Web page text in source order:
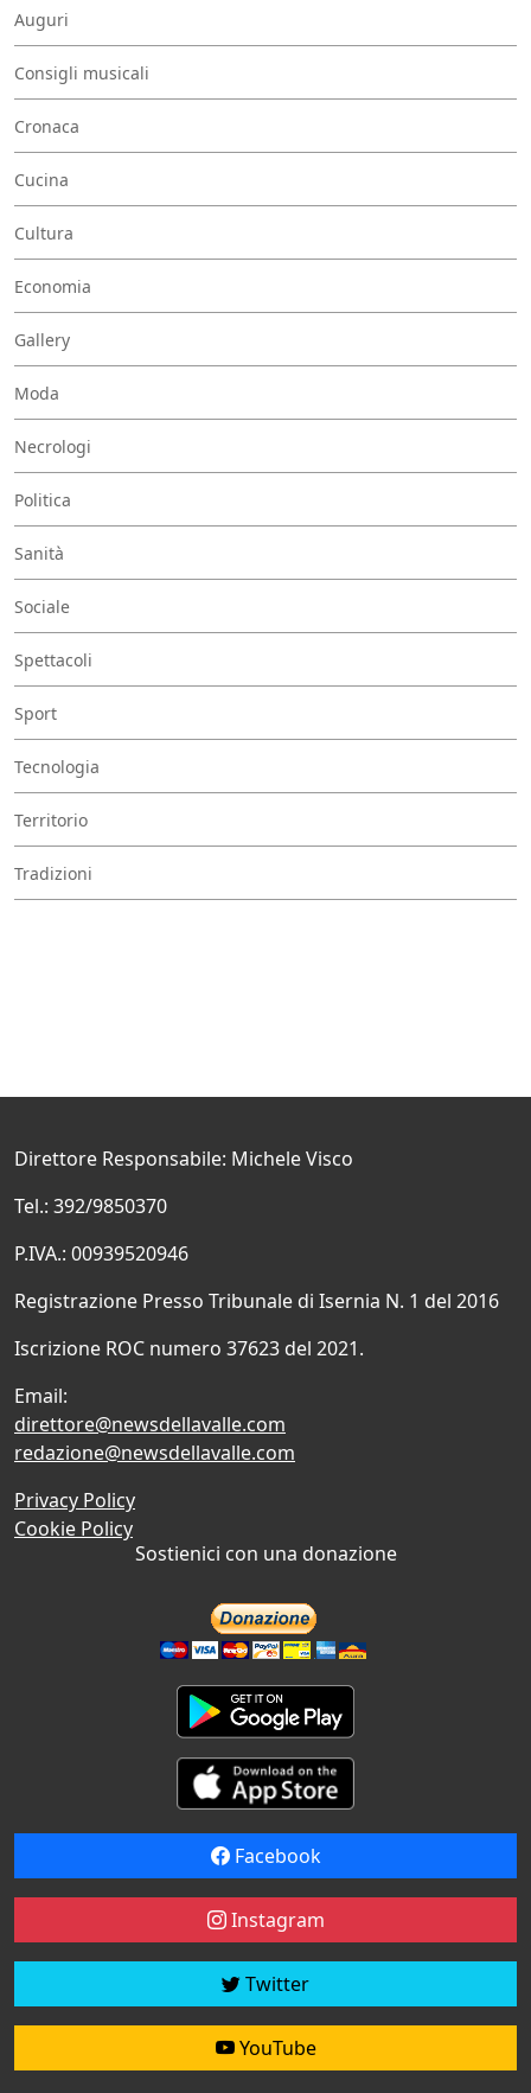
Auguri
Consigli musicali
Cronaca
Cucina
Cultura
Economia
Gallery
Moda
Necrologi
Politica
Sanità
Sociale
Spettacoli
Sport
Tecnologia
Territorio
Tradizioni
Direttore Responsabile: Michele Visco
Tel.: 392/9850370
P.IVA.: 00939520946
Registrazione Presso Tribunale di Isernia N. 1 del 2016
Iscrizione ROC numero 37623 del 2021.
Email:
direttore@newsdellavalle.com
redazione@newsdellavalle.com
Privacy Policy
Cookie Policy
Sostienici con una donazione
Facebook
Instagram
Twitter
YouTube